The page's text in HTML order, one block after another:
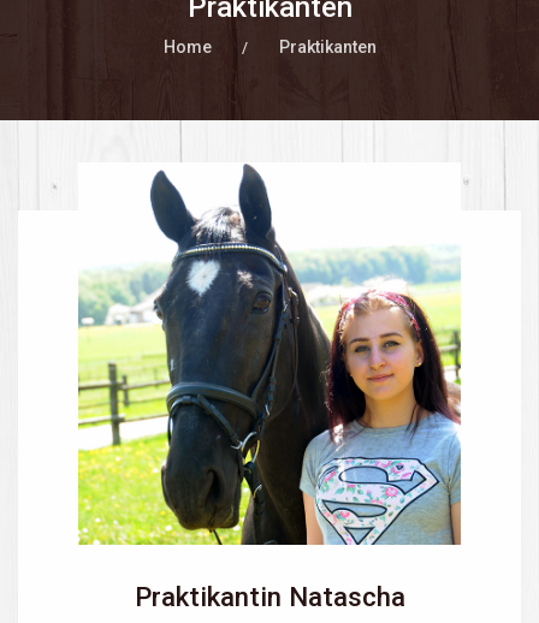
Praktikanten
Home Praktikanten
Praktikantin Natascha